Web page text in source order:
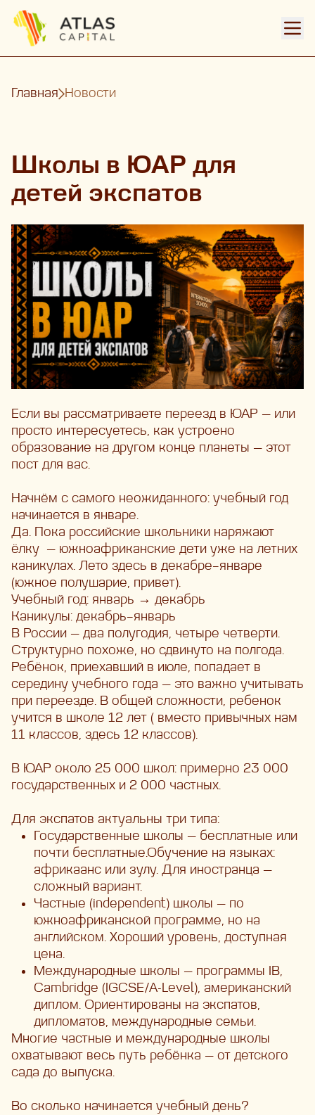
Главная Новости
Школы в ЮАР для
детей экспатов
Если вы рассматриваете переезд в ЮАР — или
просто интересуетесь, как устроено
образование на другом конце планеты — этот
пост для вас.
Начнём с самого неожиданного: учебный год
начинается в январе.
Да. Пока российские школьники наряжают
ёлку — южноафриканские дети уже на летних
каникулах. Лето здесь в декабре–январе
(южное полушарие, привет).
Учебный год: январь → декабрь
Каникулы: декабрь–январь
В России — два полугодия, четыре четверти.
Структурно похоже, но сдвинуто на полгода.
Ребёнок, приехавший в июле, попадает в
середину учебного года — это важно учитывать
при переезде. В общей сложности, ребенок
учится в школе 12 лет ( вместо привычных нам
11 классов, здесь 12 классов).
В ЮАР около 25 000 школ: примерно 23 000
государственных и 2 000 частных.
Для экспатов актуальны три типа:
Государственные школы — бесплатные или
почти бесплатные.Обучение на языках:
африкаанс или зулу. Для иностранца —
сложный вариант.
Частные (independent) школы — по
южноафриканской программе, но на
английском. Хороший уровень, доступная
цена.
Международные школы — программы IB,
Cambridge (IGCSE/A-Level), американский
диплом. Ориентированы на экспатов,
дипломатов, международные семьи.
Многие частные и международные школы
охватывают весь путь ребёнка — от детского
сада до выпуска.
Во сколько начинается учебный день?